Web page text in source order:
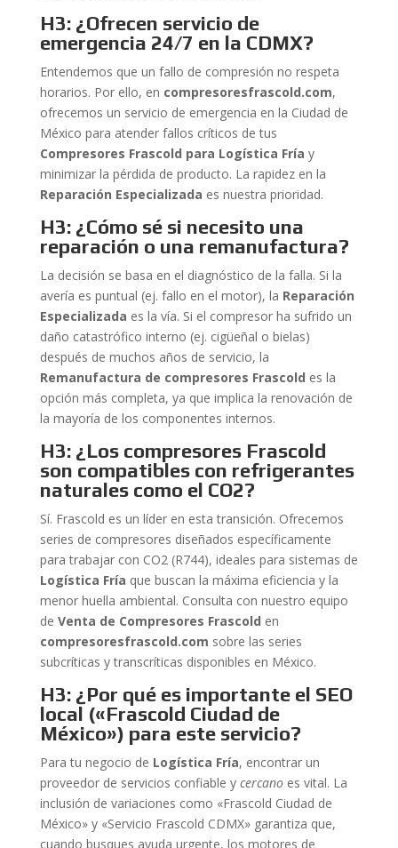
H3: ¿Ofrecen servicio de
emergencia 24/7 en la CDMX?
Entendemos que un fallo de compresión no respeta
horarios. Por ello, en compresoresfrascold.com,
ofrecemos un servicio de emergencia en la Ciudad de
México para atender fallos críticos de tus
Compresores Frascold para Logística Fría y
minimizar la pérdida de producto. La rapidez en la
Reparación Especializada es nuestra prioridad.
H3: ¿Cómo sé si necesito una
reparación o una remanufactura?
La decisión se basa en el diagnóstico de la falla. Si la
avería es puntual (ej. fallo en el motor), la Reparación
Especializada es la vía. Si el compresor ha sufrido un
daño catastrófico interno (ej. cigüeñal o bielas)
después de muchos años de servicio, la
Remanufactura de compresores Frascold es la
opción más completa, ya que implica la renovación de
la mayoría de los componentes internos.
H3: ¿Los compresores Frascold
son compatibles con refrigerantes
naturales como el CO2?
Sí. Frascold es un líder en esta transición. Ofrecemos
series de compresores diseñados específicamente
para trabajar con CO2 (R744), ideales para sistemas de
Logística Fría que buscan la máxima eficiencia y la
menor huella ambiental. Consulta con nuestro equipo
de Venta de Compresores Frascold en
compresoresfrascold.com sobre las series
subcríticas y transcríticas disponibles en México.
H3: ¿Por qué es importante el SEO
local («Frascold Ciudad de
México») para este servicio?
Para tu negocio de Logística Fría, encontrar un
proveedor de servicios confiable y cercanoes vital. La
inclusión de variaciones como «Frascold Ciudad de
México» y «Servicio Frascold CDMX» garantiza que,
cuando busques ayuda urgente, los motores de